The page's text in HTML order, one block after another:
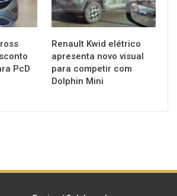
PcD
Renault Kwid elétrico
apresenta novo visual
para competir com
Dolphin Mini